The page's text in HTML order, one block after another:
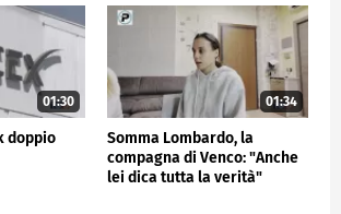
01:30
doppio
01:34
Somma Lombardo, la
compagna di Venco: "Anche
lei dica tutta la verità"